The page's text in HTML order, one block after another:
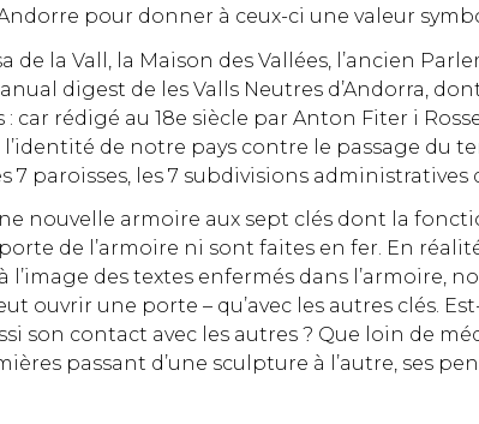
pour donner à ceux-ci une valeur
de la Vall, la Maison des Vallées, l’ancien
digest de les Valls Neutres d’Andorra,
car rédigé au 18e siècle par Anton Fiter i
de notre pays contre le passage du
7 paroisses, les 7 subdivisions administratives
nouvelle armoire aux sept clés dont la
de l’armoire ni sont faites en fer. En
des textes enfermés dans l’armoire,
ouvrir une porte – qu’avec les autres clés.
son contact avec les autres ? Que loin de
passant d’une sculpture à l’autre, ses